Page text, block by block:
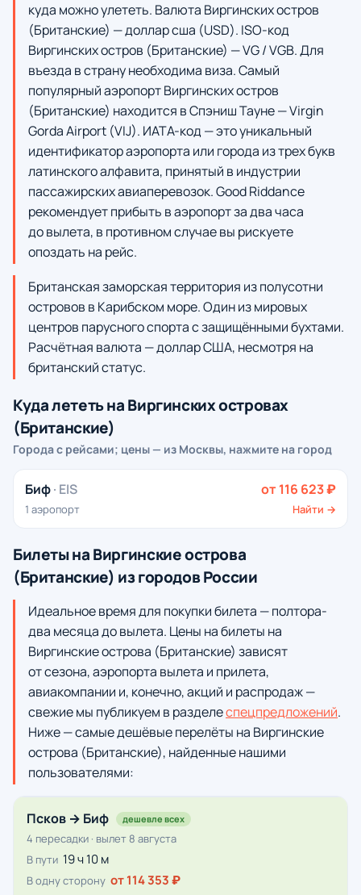
куда можно улететь. Валюта Виргинских остров
(Британские) — доллар сша (USD). ISO-код
Виргинских остров (Британские) — VG / VGB. Для
въезда в страну необходима виза. Самый
популярный аэропорт Виргинских остров
(Британские) находится в Спэниш Тауне — Virgin
Gorda Airport (VIJ). ИАТА-код — это уникальный
идентификатор аэропорта или города из трех букв
латинского алфавита, принятый в индустрии
пассажирских авиаперевозок. Good Riddance
рекомендует прибыть в аэропорт за два часа
до вылета, в противном случае вы рискуете
опоздать на рейс.
Британская заморская территория из полусотни
островов в Карибском море. Один из мировых
центров парусного спорта с защищёнными бухтами.
Расчётная валюта — доллар США, несмотря на
британский статус.
Куда лететь на Виргинских островах
(Британские)
Города с рейсами; цены — из Москвы, нажмите на город
Биф· EIS
1 аэропорт
от 116 623 ₽
Найти →
Билеты на Виргинские острова
(Британские) из городов России
Идеальное время для покупки билета — полтора-
два месяца до вылета. Цены на билеты на
Виргинские острова (Британские) зависят
от сезона, аэропорта вылета и прилета,
авиакомпании и, конечно, акций и распродаж —
свежие мы публикуем в разделеспецпредложений.
Ниже — самые дешёвые перелёты на Виргинские
острова (Британские), найденные нашими
пользователями:
Псков → Биф дешевле всех
4 пересадки · вылет 8 августа
В пути 19 ч 10 м
В одну сторону от 114 353 ₽